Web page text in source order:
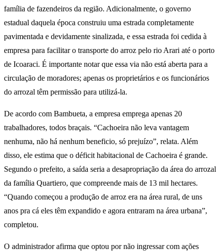
família de fazendeiros da região. Adicionalmente, o governo
estadual daquela época construiu uma estrada completamente
pavimentada e devidamente sinalizada, e essa estrada foi cedida à
empresa para facilitar o transporte do arroz pelo rio Arari até o porto
de Icoaraci. É importante notar que essa via não está aberta para a
circulação de moradores; apenas os proprietários e os funcionários
do arrozal têm permissão para utilizá-la.
De acordo com Bambueta, a empresa emprega apenas 20
trabalhadores, todos braçais. “Cachoeira não leva vantagem
nenhuma, não há nenhum beneficio, só prejuízo”, relata. Além
disso, ele estima que o déficit habitacional de Cachoeira é grande.
Segundo o prefeito, a saída seria a desapropriação da área do arrozal
da família Quartiero, que compreende mais de 13 mil hectares.
“Quando começou a produção de arroz era na área rural, de uns
anos pra cá eles têm expandido e agora entraram na área urbana”,
completou.
O administrador afirma que optou por não ingressar com ações